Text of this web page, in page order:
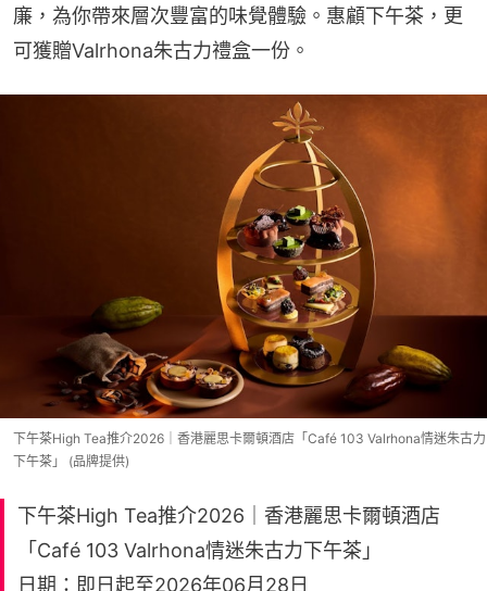
廉，為你帶來層次豐富的味覺體驗。惠顧下午茶，更
可獲贈Valrhona朱古力禮盒一份。
下午茶High Tea推介2026｜香港麗思卡爾頓酒店「Café 103 Valrhona情迷朱古力
下午茶」 (品牌提供)
下午茶High Tea推介2026｜香港麗思卡爾頓酒店
「Café 103 Valrhona情迷朱古力下午茶」
日期：即日起至2026年06月28日